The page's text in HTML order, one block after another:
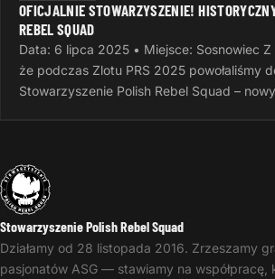
OFICJALNIE STOWARZYSZENIE!
REBEL SQUAD
Data: 6 lipca 2025 • Miejsce: Sosnowiec Z
że podczas Zlotu PRS 2025 powołaliśmy
Stowarzyszenie Polish Rebel Squad –
Stowarzyszenie Polish Rebel Squad
Działamy od 28 listopada 2016. Zrzeszamy
pasjonatów ASG — stawiamy na współpracę,